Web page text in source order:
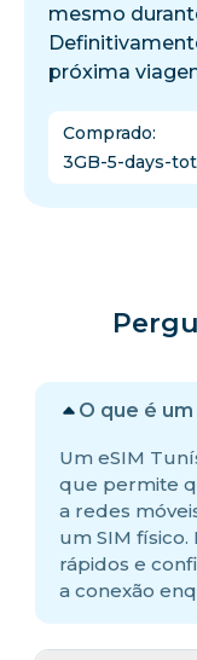
mesmo
próxima
Comprado:
3GB-5-days-
O que é
Um eSIM
que permite
a redes
um SIM
rápidos e
a conexão